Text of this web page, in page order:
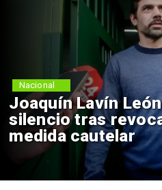
Joaquín Lavín
silencio tras
medida cautelar
Nacional